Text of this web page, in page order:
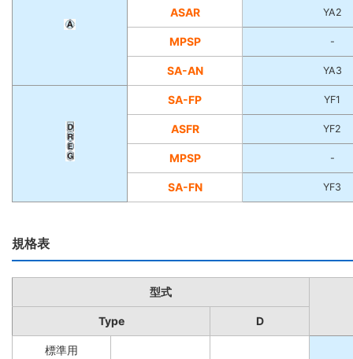
ASAR YA2
MPSP -
SA-AN YA3
SA-FP YF1
ASFR YF2
MPSP -
SA-FN YF3
規格表
型式
Type D
標準用